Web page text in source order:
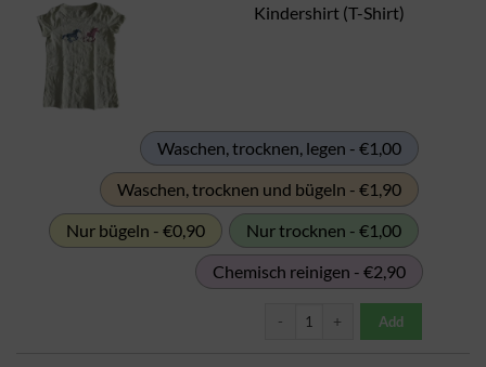
Kindershirt (T-Shirt)
Waschen, trocknen, legen - €1,00
Waschen, trocknen und bügeln - €1,90
Nur bügeln - €0,90
Nur trocknen - €1,00
Chemisch reinigen - €2,90
Add